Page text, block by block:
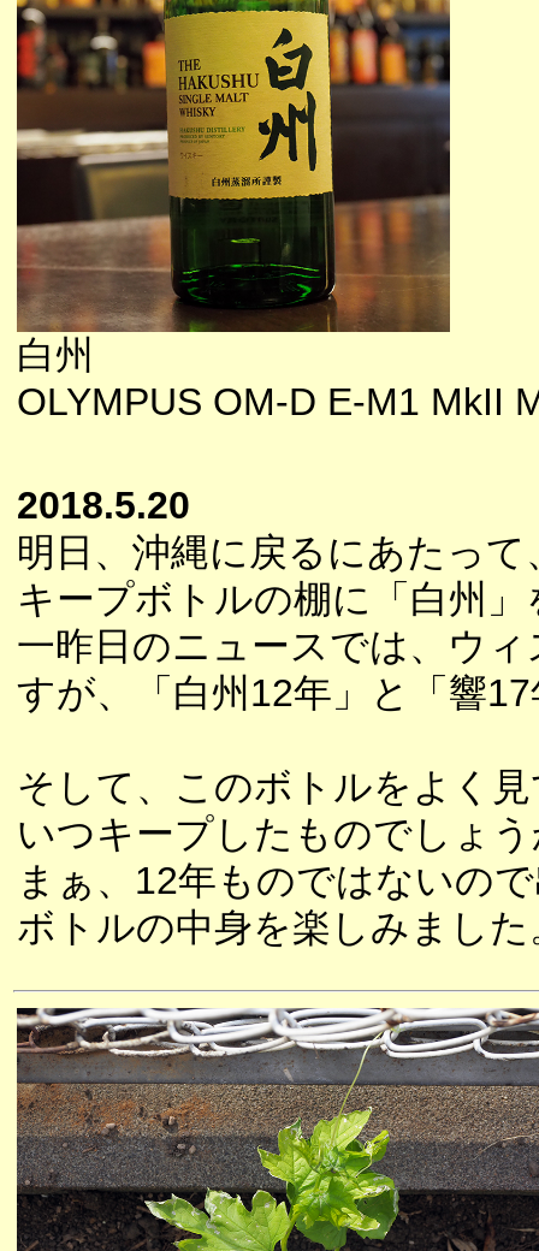
白州
OLYMPUS OM-D E-M1 MkII
2018.5.20
明日、沖縄に戻るにあたっ
キープボトルの棚に「白州
一昨日のニュースでは、ウ
すが、「白州12年」と「響
そして、このボトルをよく
いつキープしたものでしょ
まぁ、12年ものではないの
ボトルの中身を楽しみました